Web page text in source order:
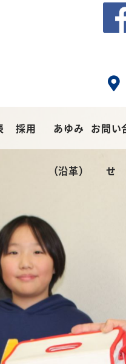
採用 あゆみ
（沿革）
お問い
せ